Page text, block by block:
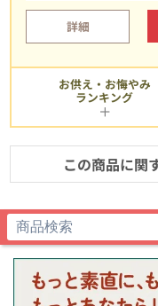
詳細
お供え・お悔やみ
ランキング
この商品に関